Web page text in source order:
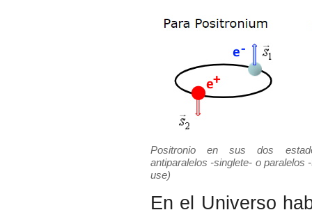
Positronio en sus dos
antiparalelos -singlete- o paralelos
use)
En el Universo